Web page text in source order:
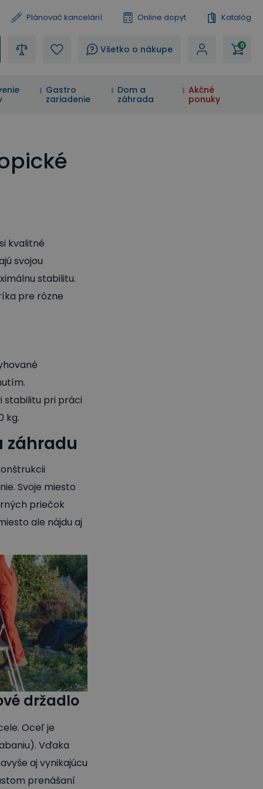
Plánovač kancelárií Online dopyt Katalóg
? Všetko o nákupe 0
Gastro
zariadenie
Dom a
záhrada
Akčné
ponuky
kvalitné
svojou
stabilitu.
pre rôzne
stabilitu pri práci
kg.
Svoje miesto
priečok
ale nájdu aj
držadlo
Oceľ je
Vďaka
aj vynikajúcu
prenášaní